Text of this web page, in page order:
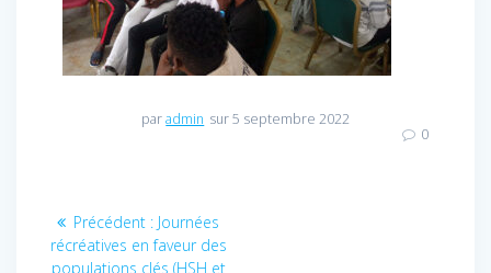
paradmin sur 5 septembre 2022
0
Navigation
de
Précédent : Article
précédent
:
Journées
récréatives en faveur des
populations clés (HSH et